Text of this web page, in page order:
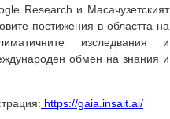
Research и Масачузетският
постижения в областта на
изследвания и
обмен на знания и
https://gaia.insait.ai/